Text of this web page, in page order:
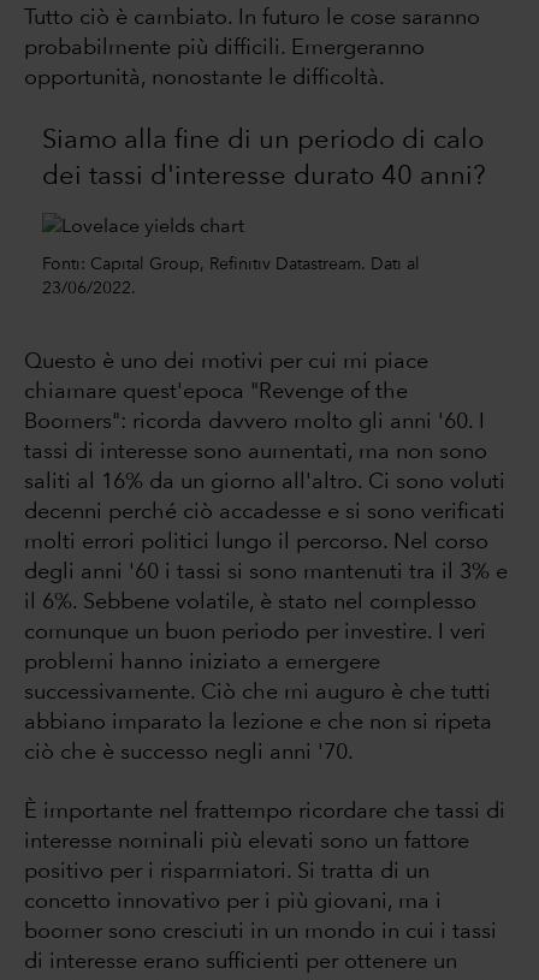
Tutto ciò è cambiato. In futuro le cose saranno
probabilmente più difficili. Emergeranno
opportunità, nonostante le difficoltà.
Siamo alla fine di un periodo di calo
dei tassi d'interesse durato 40 anni?
Fonti: Capital Group, Refinitiv Datastream. Dati al
23/06/2022.
Questo è uno dei motivi per cui mi piace
chiamare quest'epoca "Revenge of the
Boomers": ricorda davvero molto gli anni '60. I
tassi di interesse sono aumentati, ma non sono
saliti al 16% da un giorno all'altro. Ci sono voluti
decenni perché ciò accadesse e si sono verificati
molti errori politici lungo il percorso. Nel corso
degli anni '60 i tassi si sono mantenuti tra il 3% e
il 6%. Sebbene volatile, è stato nel complesso
comunque un buon periodo per investire. I veri
problemi hanno iniziato a emergere
successivamente. Ciò che mi auguro è che tutti
abbiano imparato la lezione e che non si ripeta
ciò che è successo negli anni '70.
È importante nel frattempo ricordare che tassi di
interesse nominali più elevati sono un fattore
positivo per i risparmiatori. Si tratta di un
concetto innovativo per i più giovani, ma i
boomer sono cresciuti in un mondo in cui i tassi
di interesse erano sufficienti per ottenere un